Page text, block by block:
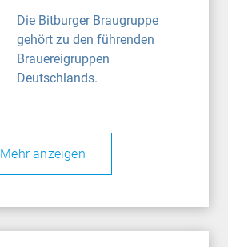
Die Bitburger Braugruppe
gehört zu den führenden
Brauereigruppen
Deutschlands.
Mehr anzeigen